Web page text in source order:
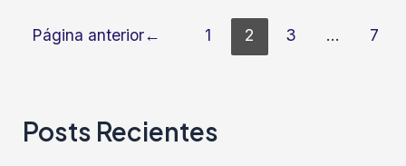
Paginación
Página anterior 1 2 3 … 7
Posts Recientes